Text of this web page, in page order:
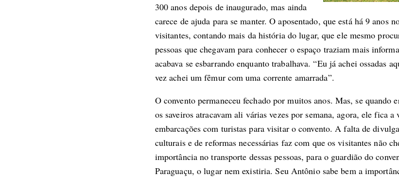
300 anos depois de inaugurado, mas ainda
carece de ajuda para se manter. O aposentado, que está há 9 anos
visitantes, contando mais da história do lugar, que ele mesmo
pessoas que chegavam para conhecer o espaço traziam mais
acabava se esbarrando enquanto trabalhava. “Eu já achei ossadas
vez achei um fêmur com uma corrente amarrada”.
O convento permaneceu fechado por muitos anos. Mas, se quando
os saveiros atracavam ali várias vezes por semana, agora, ele fica a
embarcações com turistas para visitar o convento. A falta de
culturais e de reformas necessárias faz com que os visitantes não
importância no transporte dessas pessoas, para o guardião do
Paraguaçu, o lugar nem existiria. Seu Antônio sabe bem a